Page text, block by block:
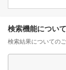
検索機能につい
検索結果についての